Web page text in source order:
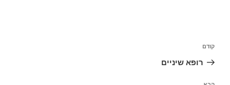
הפוסט
הקודם
קודם
רופא שיניים